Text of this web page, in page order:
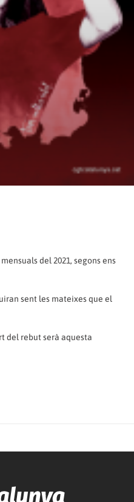
del 2021, segons ens
sent les mateixes que el
del rebut serà aquesta